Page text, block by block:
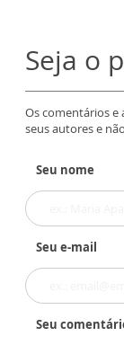
Seja o
Os comentários e
seus autores e
Seu nome
Seu e-mail
Seu